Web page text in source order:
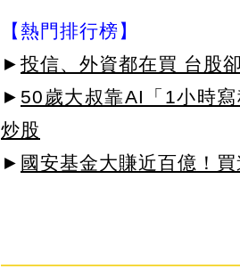
【熱門排行榜】
► 投信、外資都在買 台股
► 50歲大叔靠AI「1小時
炒股
► 國安基金大賺近百億！